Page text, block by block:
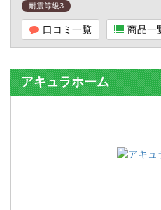
耐震等級3
口コミ一覧 商品一
アキュラホーム